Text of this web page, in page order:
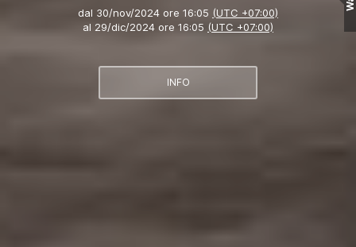
dal 30/nov/2024 ore 16:05 (UTC +07:00)
al 29/dic/2024 ore 16:05 (UTC +07:00)
INFO